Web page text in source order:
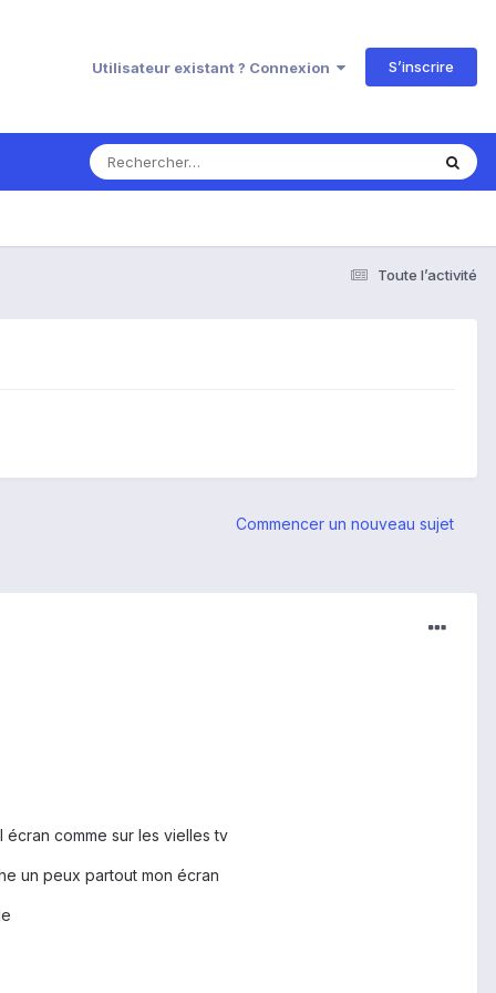
Utilisateur existant ? Connexion S’inscrire
Toute l’activité
Commencer un nouveau sujet
comme sur les vielles tv
un peux partout mon écran